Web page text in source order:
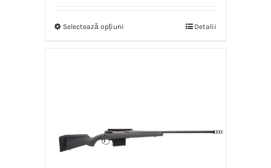
Selectează opțiuni Detalii